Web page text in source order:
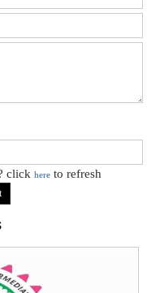
clickhere to refresh